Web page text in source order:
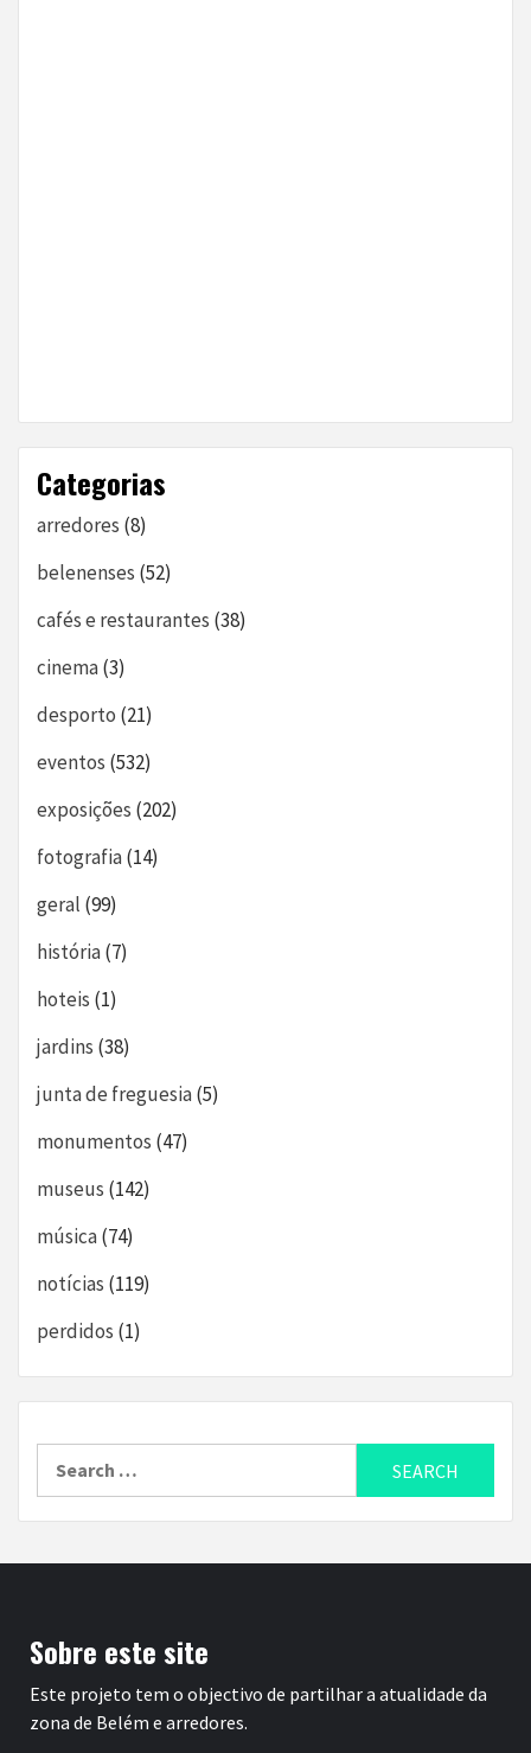
Categorias
arredores (8)
belenenses (52)
cafés e restaurantes (38)
cinema(3)
desporto (21)
eventos (532)
exposições (202)
fotografia(14)
geral (99)
história(7)
hoteis (1)
jardins (38)
junta de freguesia(5)
monumentos (47)
museus (142)
música(74)
notícias (119)
perdidos (1)
Sobre este site
Este projeto tem o objectivo de partilhar a atualidade da
zona de Belém e arredores.